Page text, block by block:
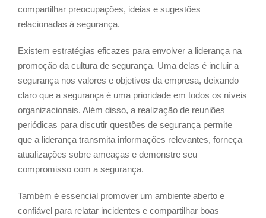
compartilhar preocupações, ideias e sugestões
relacionadas à segurança.
Existem estratégias eficazes para envolver a liderança na
promoção da cultura de segurança. Uma delas é incluir a
segurança nos valores e objetivos da empresa, deixando
claro que a segurança é uma prioridade em todos os níveis
organizacionais. Além disso, a realização de reuniões
periódicas para discutir questões de segurança permite
que a liderança transmita informações relevantes, forneça
atualizações sobre ameaças e demonstre seu
compromisso com a segurança.
Também é essencial promover um ambiente aberto e
confiável para relatar incidentes e compartilhar boas